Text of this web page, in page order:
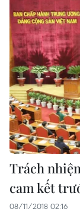
Trách
cam kết
08/11/2018 02:16